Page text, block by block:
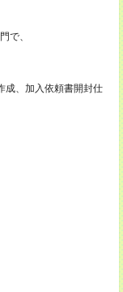
で、
成、加入依頼書開封仕